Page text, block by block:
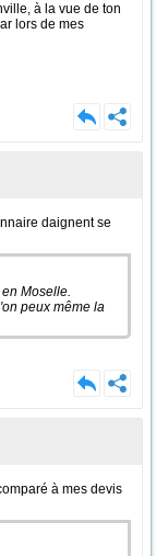
à la vue de ton
lors de mes
daignent se
Moselle.
peux même la
à mes devis